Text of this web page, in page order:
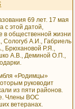
69 лет. 17 мая
с этой датой,
в общественной жизни
Сологуб А.И., Габриель
Брюхановой Р.Я.,
А.В., Деминой О.П.,
«Родимцы»
руководит
из пяти районов.
Члены ВОС
ветеранах.